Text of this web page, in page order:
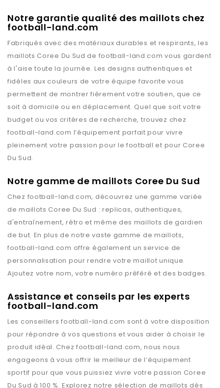
Notre garantie qualité des maillots chez
football-land.com
Fabriqués avec des matériaux durables et respirants, les
maillots Coree Du Sud de football-land.com vous gardent
à l'aise toute la journée. Les designs authentiques et
fidèles aux couleurs de votre équipe favorite vous
permettent de montrer fièrement votre soutien, que ce
soit à domicile ou en déplacement. Quel que soit votre
budget ou vos critères de recherche, trouvez chez
football-land.com l’équipement parfait pour vivre
pleinement votre passion pour le football et pour Coree
Du Sud.
Notre gamme de maillots Coree Du Sud
Chez football-land.com, découvrez une gamme variée
de maillots Coree Du Sud : replicas, authentiques,
d'entraînement, rétro et même des maillots de gardien
de but. En plus de notre vaste gamme de maillots,
football-land.com offre également un service de
personnalisation pour rendre votre maillot unique.
Ajoutez votre nom, votre numéro préféré et des badges.
Assistance et conseils par les experts
football-land.com
Les conseillersfootball-land.com sont à votre disposition
pour répondre à vos questions et vous aider à choisir le
produit idéal. Chez football-land.com, nous nous
engageons à vous offrir le meilleur de l’équipement
sportif pour que vous puissiez vivre votre passion Coree
Du Sud à 100 %. Explorez notre sélection de maillots dès